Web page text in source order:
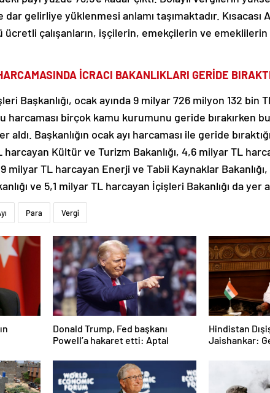
gelirliye yüklenmesi anlamı taşımaktadır. Kısacası
ücretli çalışanların, işçilerin, emekçilerin ve
İCRACI BAKANLIKLARI GERİDE
Başkanlığı, ocak ayında 9 milyar 726 milyon 132 bin
harcaması birçok kamu kurumunu geride bırakırken
aldı. Başkanlığın ocak ayı harcaması ile geride
harcayan Kültür ve Turizm Bakanlığı, 4,6 milyar TL
milyar TL harcayan Enerji ve Tabii Kaynaklar
ve 5,1 milyar TL harcayan İçişleri Bakanlığı da yer
Para Vergi
Donald Trump, Fed başkanı
Powell’a hakaret etti: Aptal
Hindistan
Jaishankar: